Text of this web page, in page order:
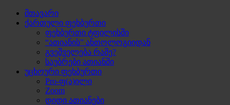
მთავარი
ქართული ფეხბურთი
ფეხბურთი ტფილისში
“ათიანის” ანთოლოგიიდან
გვეშველება რამე?
საუბრები ათიანში
უცხოური ფეხბურთი
Pro-ფ(ა)ილი
Zoom
დიდი ათიანები